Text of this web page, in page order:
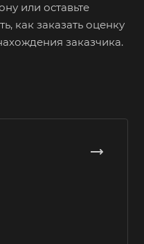
или оставьте
как заказать оценку
заказчика.